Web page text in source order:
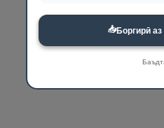
📥Боргирӣ